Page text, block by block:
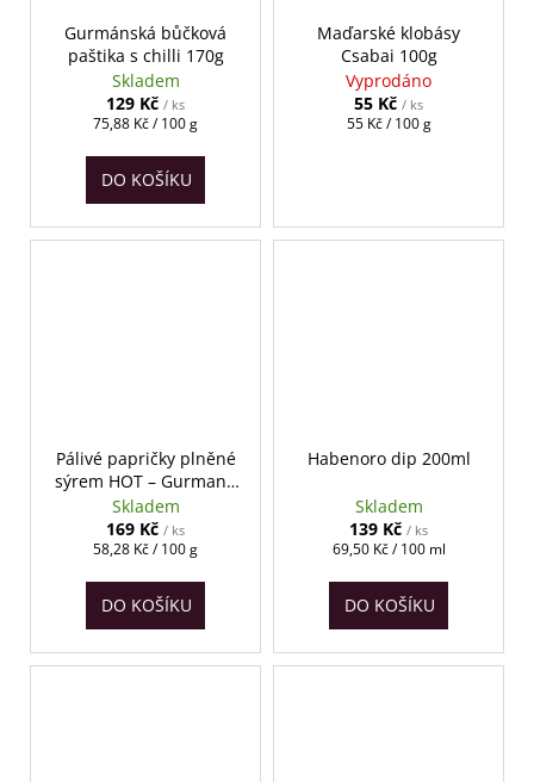
Gurmánská bůčková
paštika s chilli 170g
Skladem
129 Kč / ks
Měrná
75,88 Kč / 100 g
DO KOŠÍKU
Maďarské klobásy
Csabai 100g
Vyprodáno
55 Kč / ks
Měrná
55 Kč / 100 g
Pálivé papričky plněné
sýrem HOT – Gurmano
290g
Skladem
169 Kč / ks
Měrná
58,28 Kč / 100 g
DO KOŠÍKU
Habenoro dip 200ml
Skladem
139 Kč / ks
Měrná
69,50 Kč / 100 ml
DO KOŠÍKU